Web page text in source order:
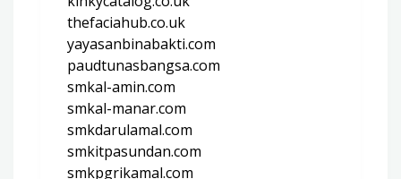
thefaciahub.co.uk
yayasanbinabakti.com
paudtunasbangsa.com
smkal-amin.com
smkal-manar.com
smkdarulamal.com
smkitpasundan.com
smkpgrikamal.com